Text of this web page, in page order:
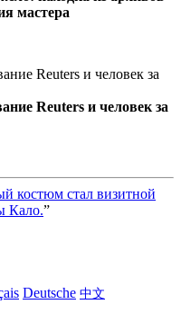
мастера
Reuters и человек за
костюм стал визитной
Кало.”
Deutsche 中文